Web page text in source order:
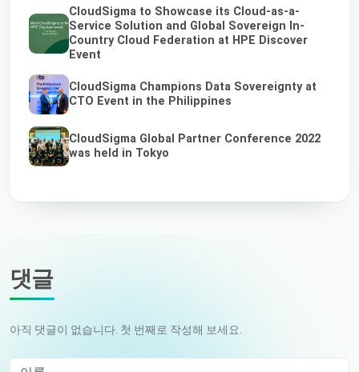
CloudSigma to Showcase its Cloud-as-a-
Service Solution and Global Sovereign In-
Country Cloud Federation at HPE Discover
Event
CloudSigma Champions Data Sovereignty at
CTO Event in the Philippines
CloudSigma Global Partner Conference 2022
was held in Tokyo
댓글
아직 댓글이 없습니다. 첫 번째로 작성해 보세요.
이름